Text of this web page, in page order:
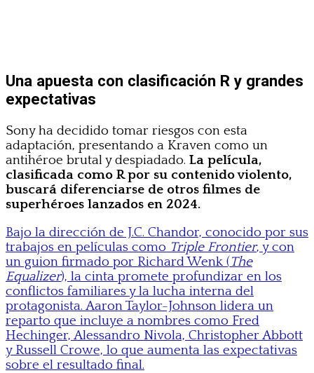
Una apuesta con clasificación R y grandes
expectativas
Sony ha decidido tomar riesgos con esta
adaptación, presentando a Kraven como un
antihéroe brutal y despiadado. La película,
clasificada como R por su contenido violento,
buscará diferenciarse de otros filmes de
superhéroes lanzados en 2024.
Bajo la dirección de J.C. Chandor, conocido por sus
trabajos en películas como Triple Frontier, y con
un guion firmado por Richard Wenk (The
Equalizer), la cinta promete profundizar en los
conflictos familiares y la lucha interna del
protagonista. Aaron Taylor-Johnson lidera un
reparto que incluye a nombres como Fred
Hechinger, Alessandro Nivola, Christopher Abbott
y Russell Crowe, lo que aumenta las expectativas
sobre el resultado final.